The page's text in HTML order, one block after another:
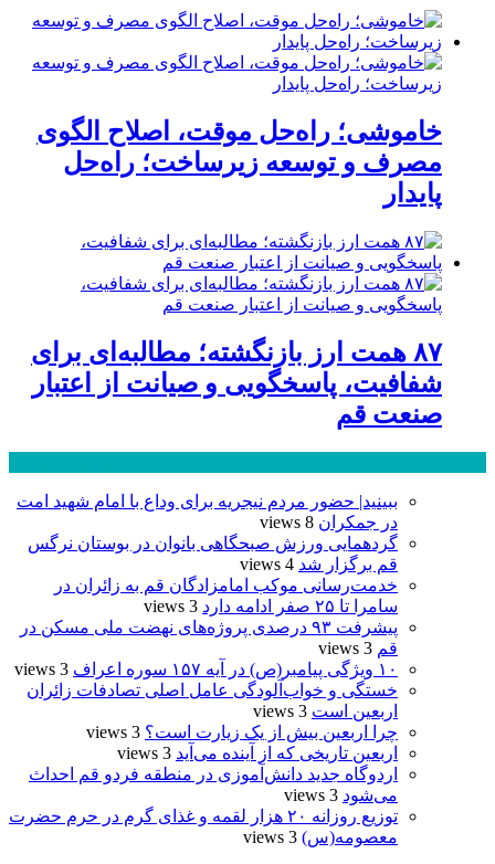
خاموشی؛ راه‌حل موقت، اصلاح الگوی
مصرف و توسعه زیرساخت؛ راه‌حل
پایدار
۸۷ همت ارز بازنگشته؛ مطالبه‌ای برای
شفافیت، پاسخگویی و صیانت از اعتبار
صنعت قم
ببینید| حضور مردم نیجریه برای وداع با امام شهید امت
در جمکران 8 views
گردهمایی ورزش صبحگاهی بانوان در بوستان نرگس
قم برگزار شد 4 views
خدمت‌رسانی موکب امامزادگان قم به زائران در
سامرا تا ۲۵ صفر ادامه دارد
3 views
پیشرفت ۹۳ درصدی پروژه‌های نهضت ملی مسکن در
قم 3 views
۱۰ ویژگی پیامبر(ص) در آیه ۱۵۷ سوره اعراف
3 views
خستگی و خواب‌آلودگی عامل اصلی تصادفات زائران
اربعین است 3 views
چرا اربعین بیش از یک زیارت است؟ 3 views
اربعین تاریخی که از آینده می‌آید 3 views
اردوگاه جدید دانش‌آموزی در منطقه فردو قم احداث
می‌شود 3 views
توزیع روزانه ۲۰ هزار لقمه و غذای گرم در حرم حضرت
معصومه(س) 3 views